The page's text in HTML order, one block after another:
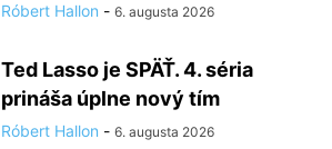
Róbert Hallon - 6. augusta 2026
Ted Lasso je SPÄŤ. 4. séria
prináša úplne nový tím
Róbert Hallon - 6. augusta 2026